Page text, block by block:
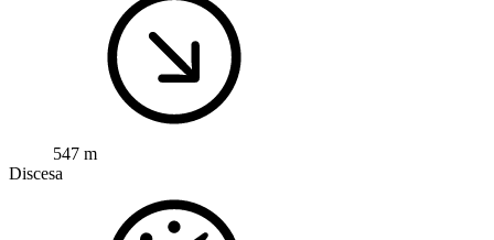
547 m
Discesa